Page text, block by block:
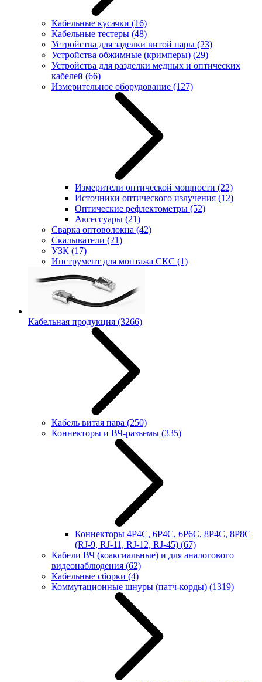
Кабельные кусачки (16)
Кабельные тестеры (48)
Устройства для заделки витой пары (23)
Устройства обжимные (кримперы) (29)
Устройства для разделки медных и оптических
кабелей (66)
Измерительное оборудование (127)
Измерители оптической мощности (22)
Источники оптического излучения (12)
Оптические рефлектометры (52)
Аксессуары (21)
Сварка оптоволокна (42)
Скалыватели (21)
УЗК (17)
Инструмент для монтажа СКС (1)
Кабельная продукция (3266)
Кабель витая пара (250)
Коннекторы и ВЧ-разъемы (335)
Коннекторы 4P4C, 6P4C, 6P6C, 8P4C, 8P8C
(RJ-9, RJ-11, RJ-12, RJ-45) (67)
Кабели ВЧ (коаксиальные) и для аналогового
видеонаблюдения (62)
Кабельные сборки (4)
Коммутационные шнуры (патч-корды) (1319)